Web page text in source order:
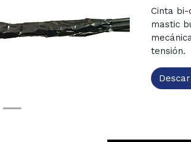
Cinta bi-
mastic
tensión.